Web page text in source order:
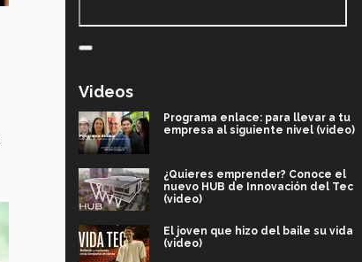
Videos
Programa enlace: para llevar a tu
empresa al siguiente nivel (video)
¿Quieres emprender? Conoce el
nuevo HUB de Innovación del Tec
(video)
El joven que hizo del baile su vida
(video)